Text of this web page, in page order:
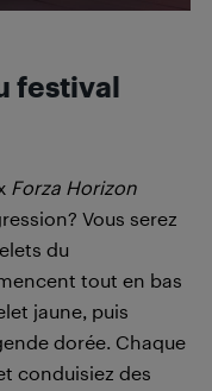
festival
Forza Horizon
Vous serez
du
tout en bas
jaune, puis
dorée. Chaque
conduisiez des